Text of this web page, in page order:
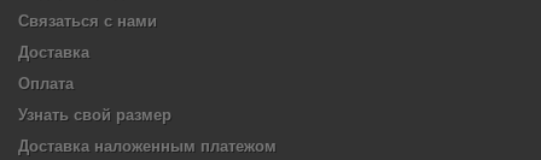
Связаться с нами
Доставка
Оплата
Узнать свой размер
Доставка наложенным платежом